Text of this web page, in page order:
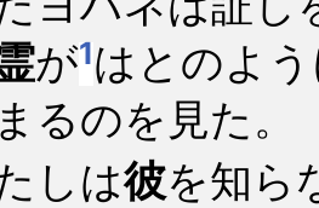
が1はとのよ
るのを見た。
しは彼を知ら